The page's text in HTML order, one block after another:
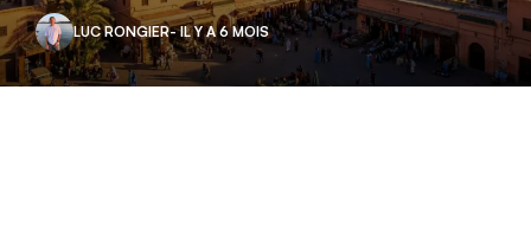
LUC RONGIER- IL Y A 6 MOIS